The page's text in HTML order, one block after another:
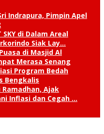
Indrapura, Pimpin Apel
di Dalam Areal
Siak Lay…
di Masjid Al
Merasa Senang
Program Bedah
Bengkalis
Ajak
Inflasi dan Cegah …